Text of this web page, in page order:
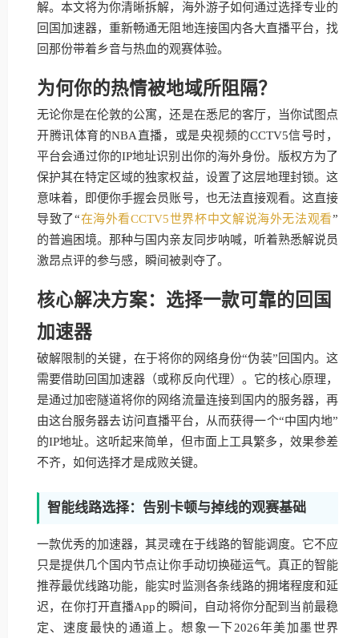
解。本文将为你清晰拆解，海外游子如何通过选择专业的
回国加速器，重新畅通无阻地连接国内各大直播平台，找
回那份带着乡音与热血的观赛体验。
为何你的热情被地域所阻隔？
无论你是在伦敦的公寓，还是在悉尼的客厅，当你试图点
开腾讯体育的NBA直播，或是央视频的CCTV5信号时，
平台会通过你的IP地址识别出你的海外身份。版权方为了
保护其在特定区域的独家权益，设置了这层地理封锁。这
意味着，即便你手握会员账号，也无法直接观看。这直接
导致了“在海外看CCTV5世界杯中文解说海外无法观看”
的普遍困境。那种与国内亲友同步呐喊，听着熟悉解说员
激昂点评的参与感，瞬间被剥夺了。
核心解决方案：选择一款可靠的回国
加速器
破解限制的关键，在于将你的网络身份“伪装”回国内。这
需要借助回国加速器（或称反向代理）。它的核心原理，
是通过加密隧道将你的网络流量连接到国内的服务器，再
由这台服务器去访问直播平台，从而获得一个“中国内地”
的IP地址。这听起来简单，但市面上工具繁多，效果参差
不齐，如何选择才是成败关键。
智能线路选择：告别卡顿与掉线的观赛基础
一款优秀的加速器，其灵魂在于线路的智能调度。它不应
只是提供几个国内节点让你手动切换碰运气。真正的智能
推荐最优线路功能，能实时监测各条线路的拥堵程度和延
迟，在你打开直播App的瞬间，自动将你分配到当前最稳
定、速度最快的通道上。想象一下2026年美加墨世界